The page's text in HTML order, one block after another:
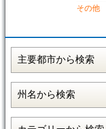
その他